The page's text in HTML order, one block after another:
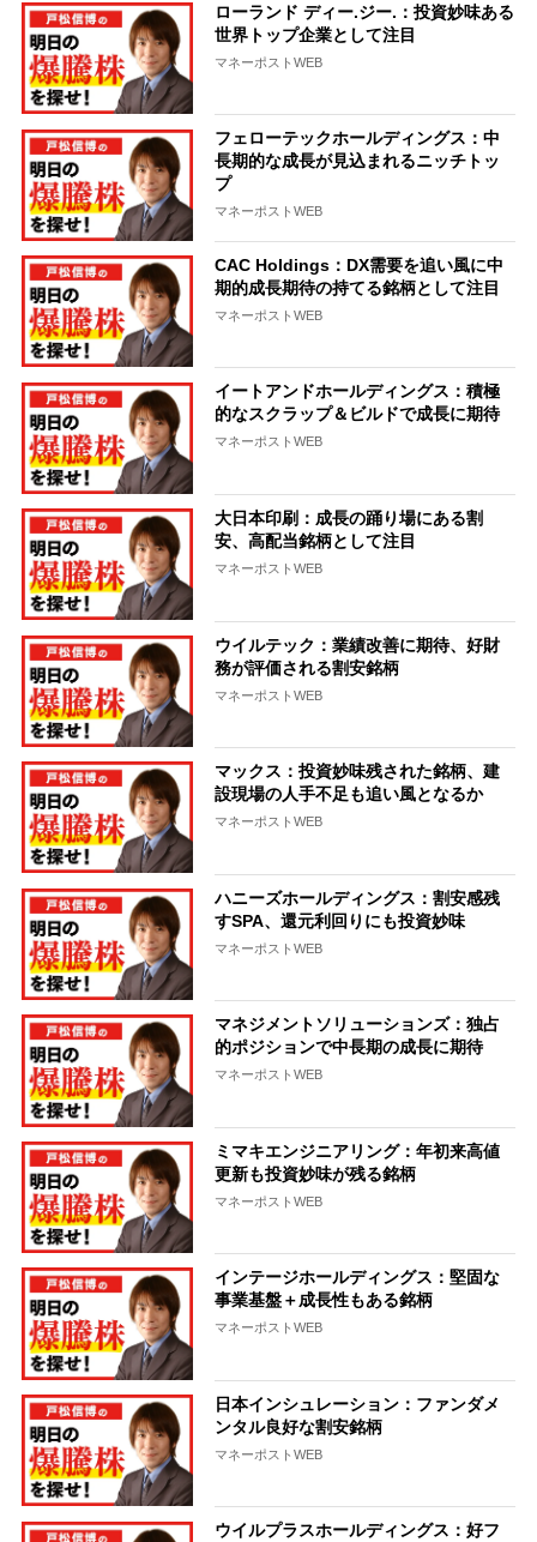
ローランド ディー.ジー.：投資妙味ある
世界トップ企業として注目
マネーポストWEB
フェローテックホールディングス：中
長期的な成長が見込まれるニッチトッ
プ
マネーポストWEB
CAC Holdings：DX需要を追い風に中
期的成長期待の持てる銘柄として注目
マネーポストWEB
イートアンドホールディングス：積極
的なスクラップ＆ビルドで成長に期待
マネーポストWEB
大日本印刷：成長の踊り場にある割
安、高配当銘柄として注目
マネーポストWEB
ウイルテック：業績改善に期待、好財
務が評価される割安銘柄
マネーポストWEB
マックス：投資妙味残された銘柄、建
設現場の人手不足も追い風となるか
マネーポストWEB
ハニーズホールディングス：割安感残
すSPA、還元利回りにも投資妙味
マネーポストWEB
マネジメントソリューションズ：独占
的ポジションで中長期の成長に期待
マネーポストWEB
ミマキエンジニアリング：年初来高値
更新も投資妙味が残る銘柄
マネーポストWEB
インテージホールディングス：堅固な
事業基盤＋成長性もある銘柄
マネーポストWEB
日本インシュレーション：ファンダメ
ンタル良好な割安銘柄
マネーポストWEB
ウイルプラスホールディングス：好フ